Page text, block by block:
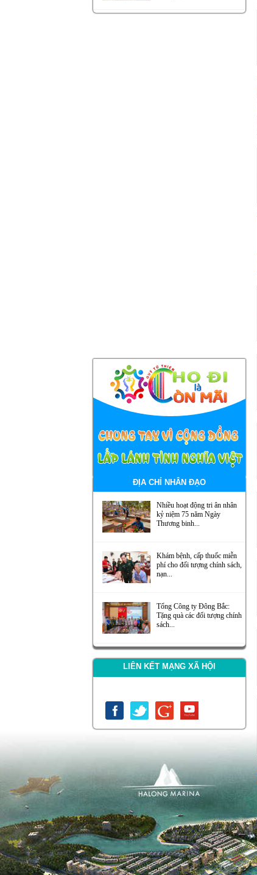
ĐỊA CHỈ NHÂN ĐẠO
Nhiều hoạt động tri ân nhân
kỷ niệm 75 năm Ngày
Thương binh...
Khám bệnh, cấp thuốc miễn
phí cho đối tượng chính sách,
nạn...
Tổng Công ty Đông Bắc:
Tặng quà các đối tượng chính
sách...
LIÊN KẾT MẠNG XÃ HỘI